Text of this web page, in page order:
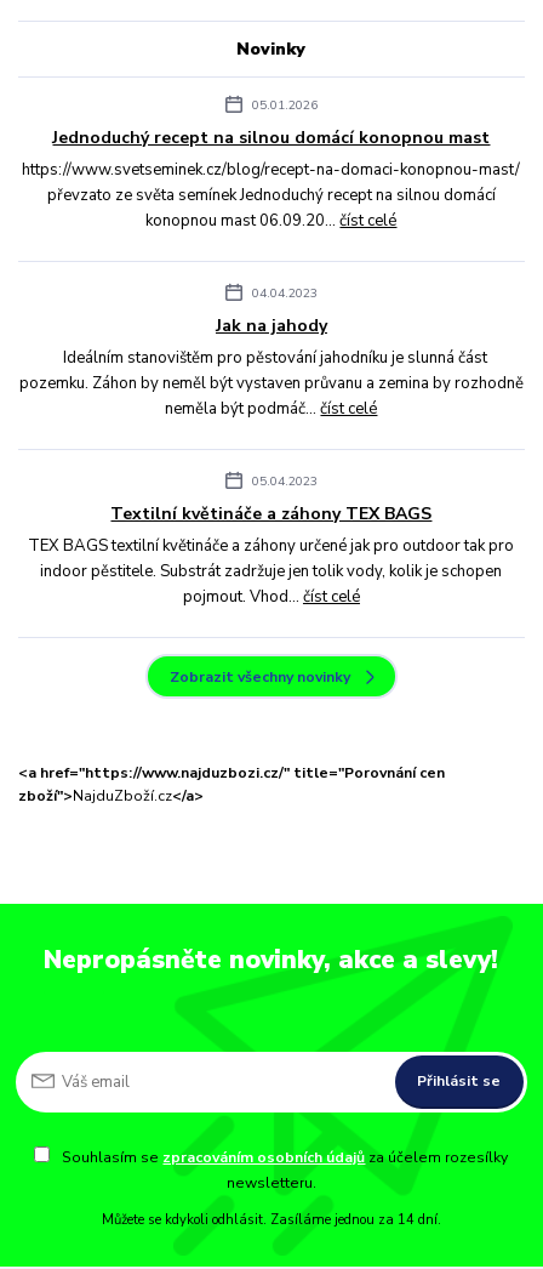
Novinky
05.01.2026
Jednoduchý recept na silnou domácí konopnou mast
https://www.svetseminek.cz/blog/recept-na-domaci-konopnou-mast/
převzato ze světa semínek Jednoduchý recept na silnou domácí
konopnou mast 06.09.20...číst celé
04.04.2023
Jak na jahody
Ideálním stanovištěm pro pěstování jahodníku je slunná část
pozemku. Záhon by neměl být vystaven průvanu a zemina by rozhodně
neměla být podmáč...číst celé
05.04.2023
Textilní květináče a záhony TEX BAGS
TEX BAGS textilní květináče a záhony určené jak pro outdoor tak pro
indoor pěstitele. Substrát zadržuje jen tolik vody, kolik je schopen
pojmout. Vhod... číst celé
Zobrazit všechny novinky
<a href="https://www.najduzbozi.cz/" title="Porovnání cen
zboží">NajduZboží.cz</a>
Nepropásněte novinky, akce a slevy!
Přihlásit se
Souhlasím se zpracováním osobních údajů za účelem rozesílky
newsletteru.
Můžete se kdykoli odhlásit. Zasíláme jednou za 14 dní.